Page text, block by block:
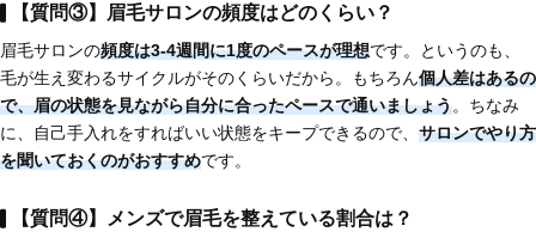
【質問③】眉毛サロンの頻度はどのくらい？
眉毛サロンの頻度は3-4週間に1度のペースが理想です。というのも、
毛が生え変わるサイクルがそのくらいだから。もちろん個人差はあるの
で、眉の状態を見ながら自分に合ったペースで通いましょう。ちなみ
に、自己手入れをすればいい状態をキープできるので、 サロンでやり方
を聞いておくのがおすすめです。
【質問④】メンズで眉毛を整えている割合は？